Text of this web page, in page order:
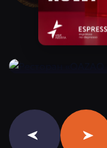
$$$$$
Instagram: